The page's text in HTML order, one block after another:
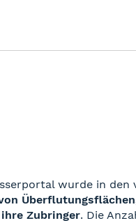
wurde in den
Zubringer. Die